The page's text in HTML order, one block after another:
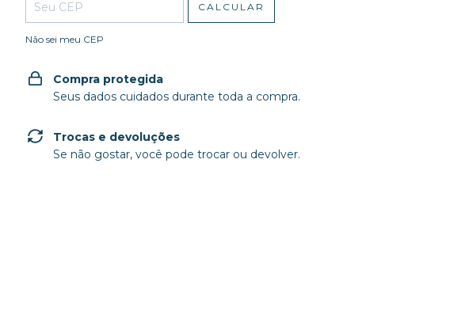
CALCULAR
Não sei meu CEP
Compra protegida
Seus dados cuidados durante toda a compra.
Trocas e devoluções
Se não gostar, você pode trocar ou devolver.